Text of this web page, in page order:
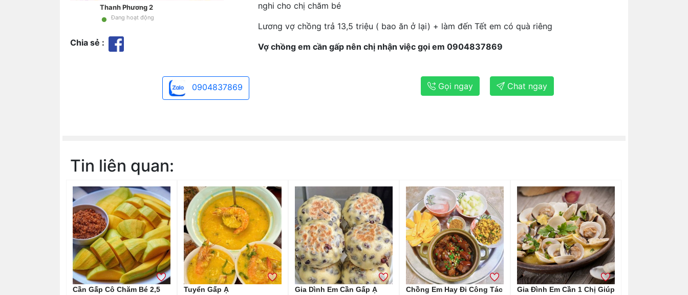
Thanh Phương 2
• Đang hoạt động
Chia sẻ :
nghi cho chị chăm bé
Lương vợ chồng trả 13,5 triệu ( bao ăn ở lại) + làm đến Tết em có quà riêng
Vợ chồng em cần gấp nên chị nhận việc gọi em 0904837869
0904837869 Gọi ngay Chat ngay
Tin liên quan:
Cần Gấp Cô Chăm Bé 2,5
Tuyển Gấp Ạ Gia Dình Em Cần Gấp Ạ
Chồng Em Hay Đi Công Tác
Gia Đình Em Cần 1 Chị Giúp